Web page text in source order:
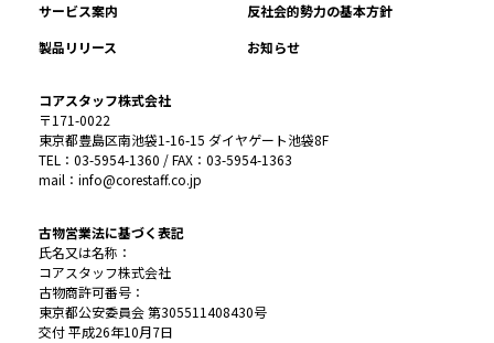
サービス案内
反社会的勢力の基本方針
製品リリース
お知らせ
コアスタッフ株式会社
〒171-0022
東京都豊島区南池袋1-16-15 ダイヤゲート池袋8F
TEL：03-5954-1360 / FAX：03-5954-1363
mail：info@corestaff.co.jp
古物営業法に基づく表記
氏名又は名称：
コアスタッフ株式会社
古物商許可番号：
東京都公安委員会 第305511408430号
交付 平成26年10月7日